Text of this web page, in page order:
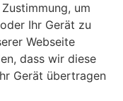
um
Ihr Gerät zu
Webseite
dass wir diese
Gerät übertragen